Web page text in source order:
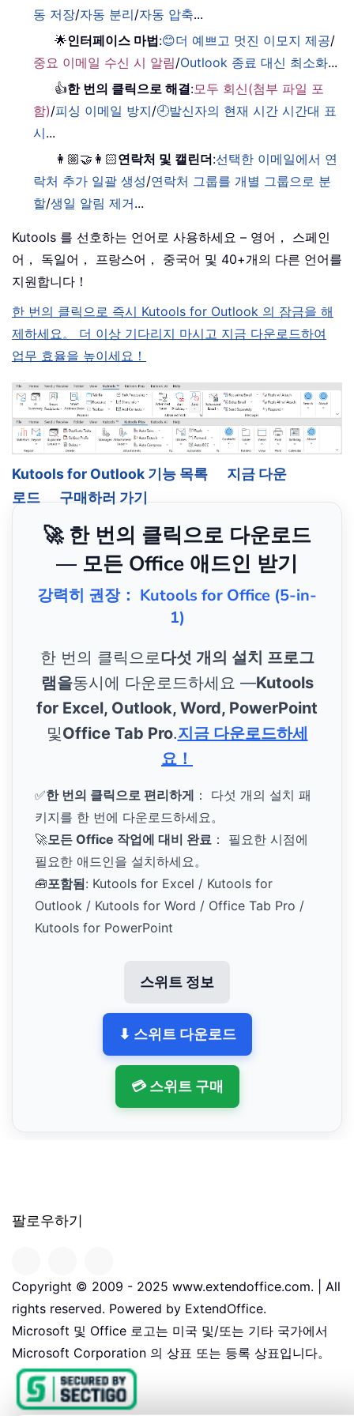
동 저장/자동 분리/자동 압축...
🌟인터페이스 마법:😊더 예쁘고 멋진 이모지 제공/
중요 이메일 수신 시 알림/Outlook 종료 대신 최소화...
👍한 번의 클릭으로 해결:모두 회신(첨부 파일 포
함)/피싱 이메일 방지/🕘발신자의 현재 시간 시간대 표
시...
👩🏼‍🤝‍👩🏻연락처 및 캘린더:선택한 이메일에서 연
락처 추가 일괄 생성/연락처 그룹를 개별 그룹으로 분
할/생일 알림 제거...
Kutools 를 선호하는 언어로 사용하세요 – 영어， 스페인
어， 독일어， 프랑스어， 중국어 및 40+개의 다른 언어를
지원합니다！
한 번의 클릭으로 즉시 Kutools for Outlook 의 잠금을 해
제하세요。 더 이상 기다리지 마시고 지금 다운로드하여
업무 효율을 높이세요！
Kutools for Outlook 기능 목록
지금 다운
로드
구매하러 가기
🚀 한 번의 클릭으로 다운로드
— 모든 Office 애드인 받기
강력히 권장： Kutools for Office (5-in-
1)
한 번의 클릭으로다섯 개의 설치 프로그
램을동시에 다운로드하세요 —Kutools
for Excel, Outlook, Word, PowerPoint
및Office Tab Pro.지금 다운로드하세
요！
✅한 번의 클릭으로 편리하게 ： 다섯 개의 설치 패
키지를 한 번에 다운로드하세요。
🚀모든 Office 작업에 대비 완료 ： 필요한 시점에
필요한 애드인을 설치하세요。
🧰포함됨: Kutools for Excel / Kutools for
Outlook / Kutools for Word / Office Tab Pro /
Kutools for PowerPoint
스위트 정보
⬇ 스위트 다운로드
💳 스위트 구매
팔로우하기
Copyright © 2009 - 2025 www.extendoffice.com. | All
rights reserved. Powered by ExtendOffice.
Microsoft 및 Office 로고는 미국 및/또는 기타 국가에서
Microsoft Corporation 의 상표 또는 등록 상표입니다。